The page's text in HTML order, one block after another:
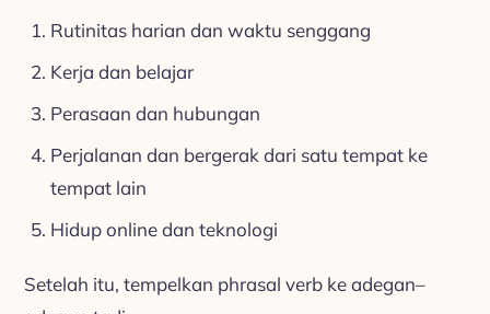
Rutinitas harian dan waktu senggang
Kerja dan belajar
Perasaan dan hubungan
Perjalanan dan bergerak dari satu tempat ke
tempat lain
Hidup online dan teknologi
Setelah itu, tempelkan phrasal verb ke adegan–